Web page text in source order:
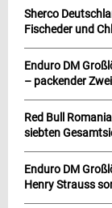
Sherco
Fischeder und
Enduro DM
– packender
Red Bull
siebten
Enduro DM
Henry Strauss